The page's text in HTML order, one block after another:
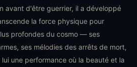
avant d'être guerrier, il a développé
la force physique pour
profondes du cosmo — ses
ses mélodies des arrêts de mort,
une performance où la beauté et la